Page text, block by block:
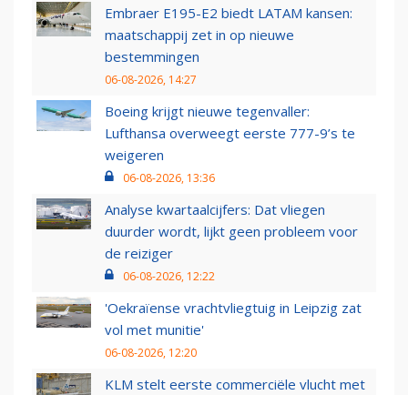
Embraer E195-E2 biedt LATAM kansen:
maatschappij zet in op nieuwe
bestemmingen
06-08-2026, 14:27
Boeing krijgt nieuwe tegenvaller:
Lufthansa overweegt eerste 777-9’s te
weigeren
06-08-2026, 13:36
Analyse kwartaalcijfers: Dat vliegen
duurder wordt, lijkt geen probleem voor
de reiziger
06-08-2026, 12:22
'Oekraïense vrachtvliegtuig in Leipzig zat
vol met munitie'
06-08-2026, 12:20
KLM stelt eerste commerciële vlucht met